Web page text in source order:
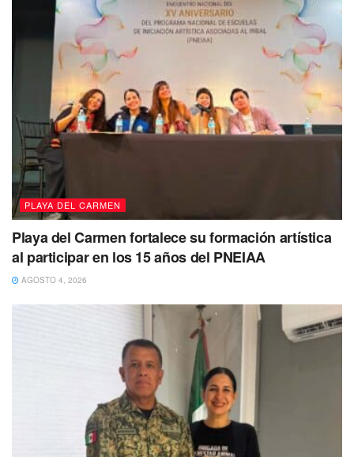
Estefanía Mercado destacó que la seguridad es una tarea
compartida y reconoció el compromiso de las
corporaciones participantes para mantener a Playa del
Carmen como uno de los destinos más seguros y
confiables del país.
“Nuestro objetivo es que las familias playenses y quienes
PLAYA DEL CARMEN
Playa del Carmen fortalece su formación artística
al participar en los 15 años del PNEIAA
AGOSTO 4, 2026